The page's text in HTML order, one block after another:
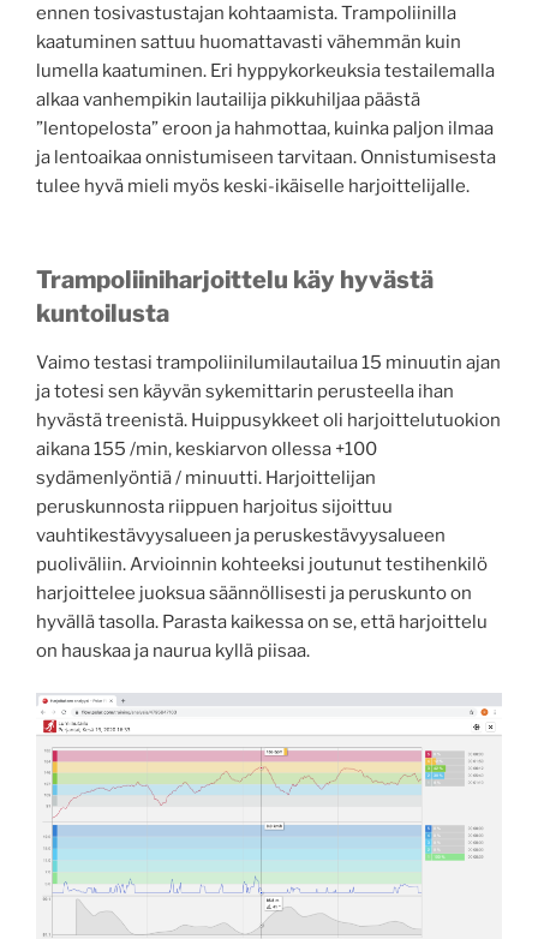
ennen tosivastustajan kohtaamista. Trampoliinilla
kaatuminen sattuu huomattavasti vähemmän kuin
lumella kaatuminen. Eri hyppykorkeuksia testailemalla
alkaa vanhempikin lautailija pikkuhiljaa päästä
”lentopelosta” eroon ja hahmottaa, kuinka paljon ilmaa
ja lentoaikaa onnistumiseen tarvitaan. Onnistumisesta
tulee hyvä mieli myös keski-ikäiselle harjoittelijalle.
Trampoliiniharjoittelu käy hyvästä
kuntoilusta
Vaimo testasi trampoliinilumilautailua 15 minuutin ajan
ja totesi sen käyvän sykemittarin perusteella ihan
hyvästä treenistä. Huippusykkeet oli harjoittelutuokion
aikana 155 /min, keskiarvon ollessa +100
sydämenlyöntiä / minuutti. Harjoittelijan
peruskunnosta riippuen harjoitus sijoittuu
vauhtikestävyysalueen ja peruskestävyysalueen
puoliväliin. Arvioinnin kohteeksi joutunut testihenkilö
harjoittelee juoksua säännöllisesti ja peruskunto on
hyvällä tasolla. Parasta kaikessa on se, että harjoittelu
on hauskaa ja naurua kyllä piisaa.